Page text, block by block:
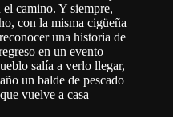
camino. Y siempre,
con la misma cigüeña
una historia de
en un evento
salía a verlo llegar,
un balde de pescado
vuelve a casa